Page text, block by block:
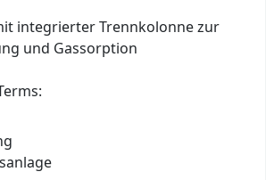
integrierter Trennkolonne zur
und Gassorption